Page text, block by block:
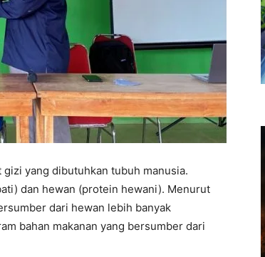
yang dibutuhkan tubuh manusia.
dan hewan (protein hewani). Menurut
dari hewan lebih banyak
bahan makanan yang bersumber dari